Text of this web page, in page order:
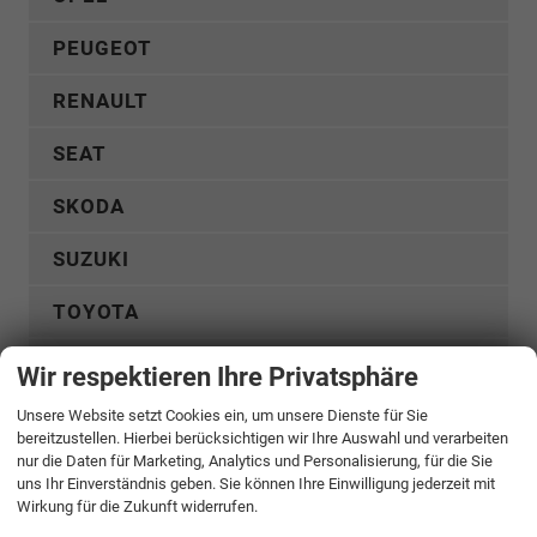
PEUGEOT
RENAULT
SEAT
SKODA
SUZUKI
TOYOTA
VOLKSWAGEN
VOLVO
WEITERE
Wir respektieren Ihre Privatsphäre
Unsere Website setzt Cookies ein, um unsere Dienste für Sie
bereitzustellen. Hierbei berücksichtigen wir Ihre Auswahl und verarbeiten
nur die Daten für Marketing, Analytics und Personalisierung, für die Sie
uns Ihr Einverständnis geben. Sie können Ihre Einwilligung jederzeit mit
Wirkung für die Zukunft widerrufen.